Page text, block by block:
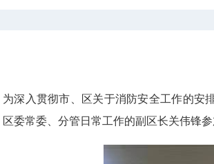
为深入贯彻市、区关于消防安全工作的安
区委常委、分管日常工作的副区长关伟锋